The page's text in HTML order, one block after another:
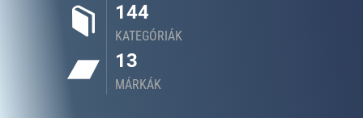
144
KATEGÓRIÁK
13
MÁRKÁK